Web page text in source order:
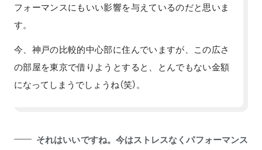
フォーマンスにもいい影響を与えているのだと思いま
す。
今、神戸の比較的中心部に住んでいますが、この広さ
の部屋を東京で借りようとすると、とんでもない金額
になってしまうでしょうね（笑）。
それはいいですね。今はストレスなくパフォーマンス